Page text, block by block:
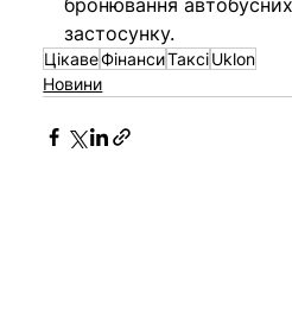
бронювання
застосунку.
ЦікавеФінансиТаксіUklon
Новини